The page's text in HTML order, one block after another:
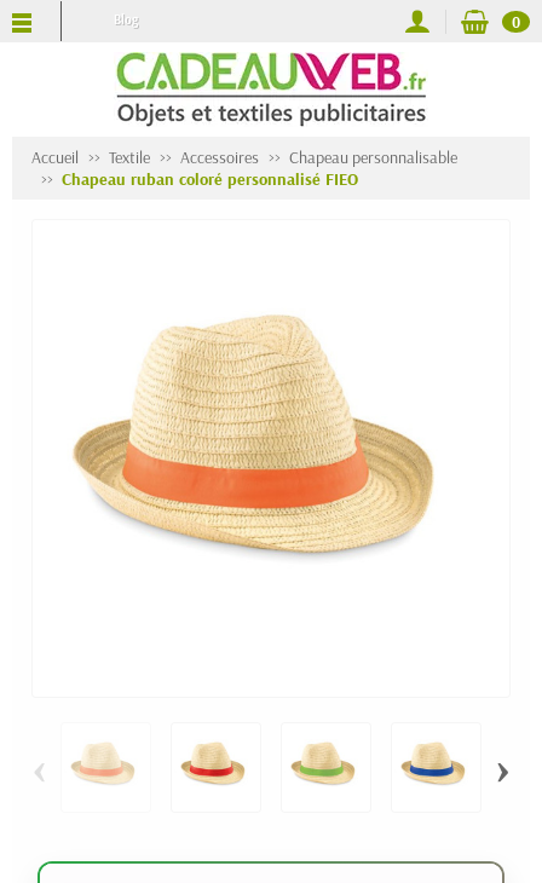
Blog 0
Accueil Textile Accessoires
Chapeau personnalisable
Chapeau ruban coloré personnalisé FIEO
‹ ›